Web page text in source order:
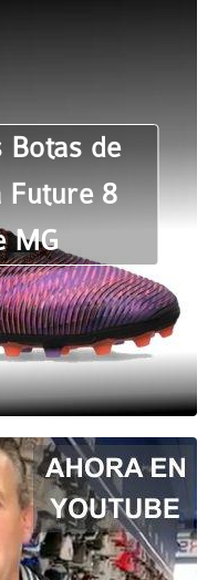
Botas de
Future 8
MG